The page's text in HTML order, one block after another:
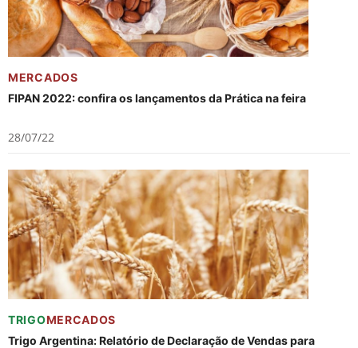
MERCADOS
FIPAN 2022: confira os lançamentos da Prática na feira
28/07/22
TRIGOMERCADOS
Trigo Argentina: Relatório de Declaração de Vendas para